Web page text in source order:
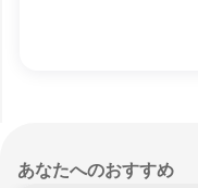
あなたへのおすすめ